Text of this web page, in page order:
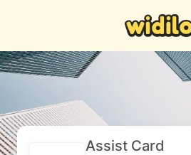
Assist Card